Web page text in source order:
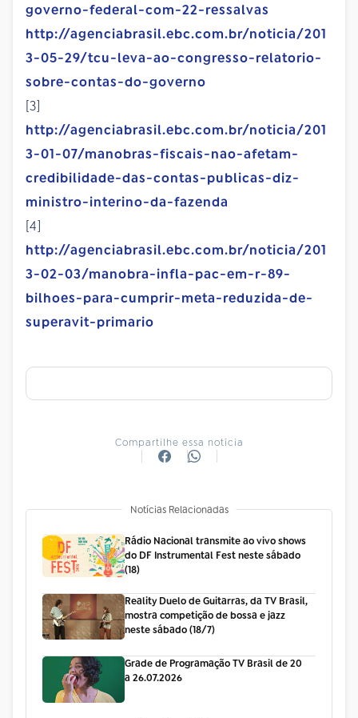
governo-federal-com-22-ressalvas
http://agenciabrasil.ebc.com.br/noticia/201
3-05-29/tcu-leva-ao-congresso-relatorio-
sobre-contas-do-governo
[3]
http://agenciabrasil.ebc.com.br/noticia/201
3-01-07/manobras-fiscais-nao-afetam-
credibilidade-das-contas-publicas-diz-
ministro-interino-da-fazenda
[4]
http://agenciabrasil.ebc.com.br/noticia/201
3-02-03/manobra-infla-pac-em-r-89-
bilhoes-para-cumprir-meta-reduzida-de-
superavit-primario
Compartilhe essa notícia
Notícias Relacionadas
Rádio Nacional transmite ao vivo shows
do DF Instrumental Fest neste sábado
(18)
Reality Duelo de Guitarras, da TV Brasil,
mostra competição de bossa e jazz
neste sábado (18/7)
Grade de Programação TV Brasil de 20
a 26.07.2026